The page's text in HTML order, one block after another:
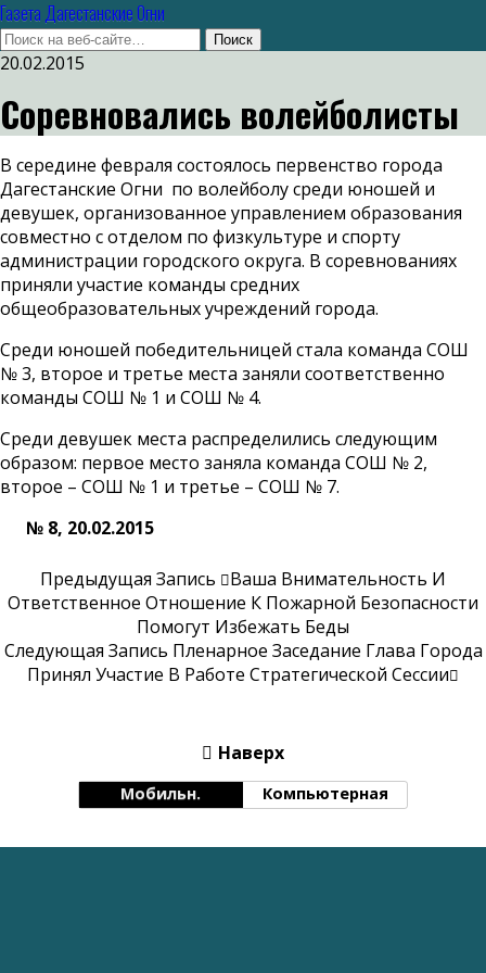
Газета Дагестанские Огни
20.02.2015
Соревновались волейболисты
В середине февраля состоялось первенство города
Дагестанские Огни по волейболу среди юношей и
девушек, организованное управлением образования
совместно с отделом по физкультуре и спорту
администрации городского округа. В соревнованиях
приняли участие команды средних
общеобразовательных учреждений города.
Среди юношей победительницей стала команда СОШ
№ 3, второе и третье места заняли соответственно
команды СОШ № 1 и СОШ № 4.
Среди девушек места распределились следующим
образом: первое место заняла команда СОШ № 2,
второе – СОШ № 1 и третье – СОШ № 7.
№ 8, 20.02.2015
Предыдущая Запись
Ваша Внимательность И
Ответственное Отношение К Пожарной Безопасности
Помогут Избежать Беды
Следующая Запись Пленарное Заседание Глава Города
Принял Участие В Работе Стратегической Сессии
Наверх
Мобильн. Компьютерная